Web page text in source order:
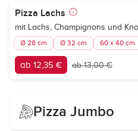
Pizza Lachs
mit Lachs, Champignons und
Ø 28 cm Ø 32 cm 60 x 40 cm
ab 12,35 € ab 13,00 €
Pizza Jumbo